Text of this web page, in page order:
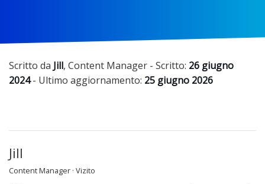
Scritto da Jill, Content Manager - Scritto: 26 giugno
2024- Ultimo aggiornamento: 25 giugno 2026
Jill
Content Manager · Vizito